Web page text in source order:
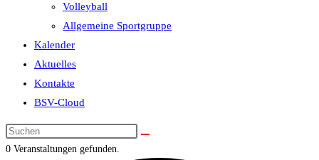
Volleyball
Allgemeine Sportgruppe
Kalender
Aktuelles
Kontakte
BSV-Cloud
0 Veranstaltungen gefunden.